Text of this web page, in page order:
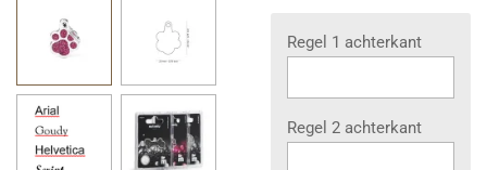
Regel 1 achterkant
Regel 2 achterkant